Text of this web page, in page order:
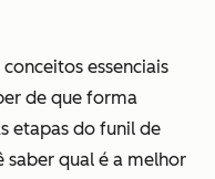
essenciais
de que forma
etapas do funil de
saber qual é a melhor